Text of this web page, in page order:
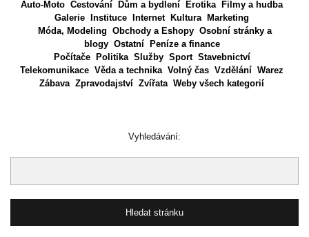
Auto-Moto Cestování Dům a bydlení Erotika
Filmy a hudba
Galerie
Instituce Internet Kultura
Marketing
Móda, Modeling Obchody a Eshopy Osobní stránky a
blogy Ostatní
Peníze a finance
Počítače
Politika Služby Sport Stavebnictví
Telekomunikace Věda a technika Volný čas Vzdělání Warez
Zábava Zpravodajství Zvířata Weby všech kategorií
Vyhledávání: